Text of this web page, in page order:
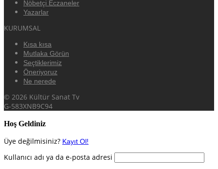
Nöbetçi Eczaneler
Yazarlar
KURUMSAL
Kısa kısa
Mutlaka Görün
Seçtiklerimiz
Öneriyoruz
Ne nerede
© 2026 Kültür Sanat Tv
G-583XNB9C94
Hoş Geldiniz
Üye değilmisiniz? Kayıt Ol!
Kullanıcı adı ya da e-posta adresi